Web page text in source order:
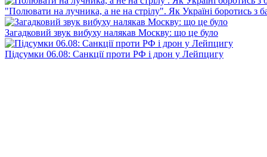
"Полювати на лучника, а не на стрілу". Як Україні боротись з
Загадковий звук вибуху налякав Москву: що це було
Підсумки 06.08: Санкції проти РФ і дрон у Лейпцигу